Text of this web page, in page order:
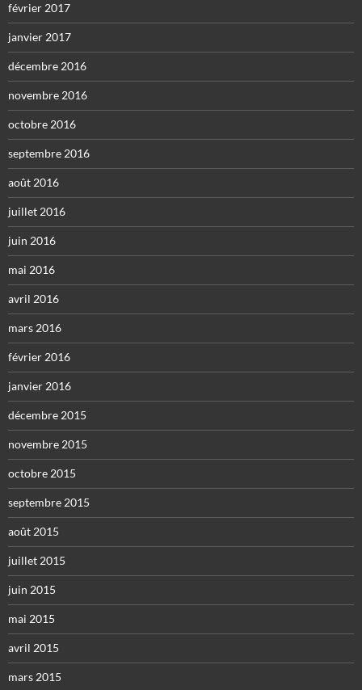
février 2017
janvier 2017
décembre 2016
novembre 2016
octobre 2016
septembre 2016
août 2016
juillet 2016
juin 2016
mai 2016
avril 2016
mars 2016
février 2016
janvier 2016
décembre 2015
novembre 2015
octobre 2015
septembre 2015
août 2015
juillet 2015
juin 2015
mai 2015
avril 2015
mars 2015